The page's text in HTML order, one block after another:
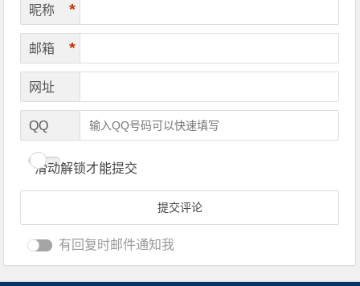
昵称 *
邮箱 *
网址
QQ
滑动解锁才能提交
有回复时邮件通知我